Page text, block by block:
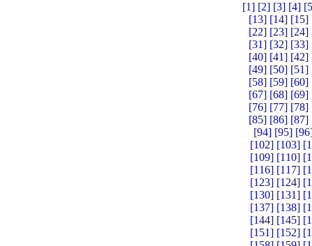
[1] [2] [3] [4]
[13] [14] [15]
[22] [23] [24]
[31] [32] [33]
[40] [41] [42]
[49] [50] [51]
[58] [59] [60]
[67] [68] [69]
[76] [77] [78]
[85] [86] [87]
[94] [95]
[102] [103]
[109] [110]
[116] [117]
[123] [124]
[130] [131]
[137] [138]
[144] [145]
[151] [152]